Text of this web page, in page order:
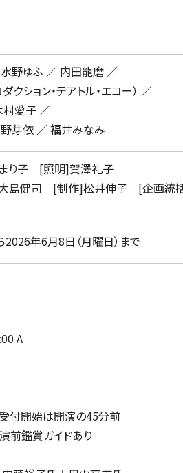
野ゆふ ／ 内田龍磨 ／
ション・テアトル・エコー） ／
愛子 ／
芽依 ／ 福井みなみ
り子 [照明]賀澤礼子
島健司 [制作]松井伸子 [企画統
年6月8日（月曜日）まで
A
付開始は開演の45分前
前鑑賞ガイドあり